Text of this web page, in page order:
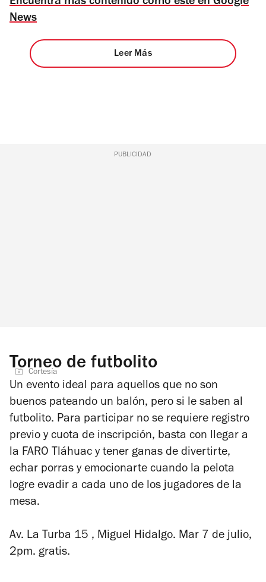
News
Leer Más
PUBLICIDAD
Torneo de futbolito
Cortesía
Un evento ideal para aquellos que no son
buenos pateando un balón, pero si le saben al
futbolito. Para participar no se requiere registro
previo y cuota de inscripción, basta con llegar a
la FARO Tláhuac y tener ganas de divertirte,
echar porras y emocionarte cuando la pelota
logre evadir a cada uno de los jugadores de la
mesa.
Av. La Turba 15 , Miguel Hidalgo. Mar 7 de julio,
2pm. gratis.